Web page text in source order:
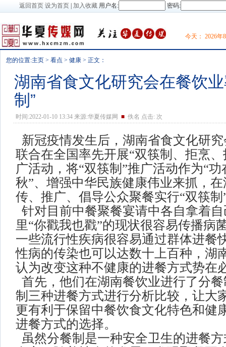
返回首页 设为首页| 加入收藏用户名: 密码:
今天： 2026年
您的位置:主页 > 看点 > 健康 > 正文：
湖南省食文化研究会在餐饮
制”
时间:2022-01-10 13:34 来源:华夏传媒网 ■佚名 点击: 次
新冠疫情发生后，湖南省食文化研
联合在全国率先开展“双筷制、拒烹
广活动，将“双筷制”推广活动作为“
秋”、增强中华民族健康伟业来抓，
传、推广、倡导公众聚餐实行“双筷制
针对目前中餐聚餐宴请中各自拿着
里“你戳我也戳”的现状很容易传播病
一些流行性疾病很容易通过群体进餐
性病的传染也可以达数十上百种，湖
认为改变这种不健康的进餐方式势在
首先，他们在湖南餐饮业进行了分
制三种进餐方式进行分析比较，让大
更有利于保留中餐饮食文化特色和健
进餐方式的选择。
虽然分餐制是一种安全卫生的进餐